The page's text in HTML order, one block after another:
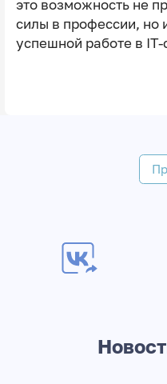
это возможность не
силы в профессии, но
успешной работе в